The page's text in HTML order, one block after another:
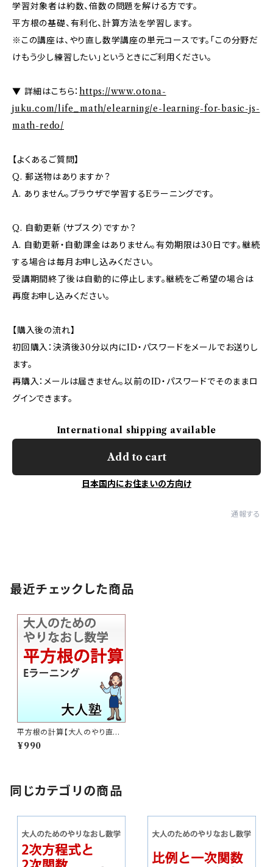
学習対象者は約数、倍数の問題を解ける方です。
平方根の基礎、有利化、計算方法を学習します。
※この講座は、やり直し数学講座の単元コースです。「この分野だ
けもう少し練習したい」というときにご利用ください。
▼ 詳細はこちら：https://www.otona-
juku.com/life_math/elearning/e-learning-for-basic-js-
math-redo/
【よくあるご質問】
Q. 郵送物はありますか？
A. ありません。ブラウザで学習するEラーニングです。
Q. 自動更新（サブスク）ですか？
A. 自動更新・自動課金はありません。有効期限は30日です。継続
する場合は毎月お申し込みください。
受講期間終了後は自動的に停止します。継続をご希望の場合は
再度お申し込みください。
【購入後の流れ】
初回購入：決済後30分以内にID・パスワードをメールでお送りし
ます。
再購入：メールは届きません。以前のID・パスワードでそのままロ
グインできます。
International shipping available
Add to cart
日本国内にお住まいの方向け
通報する
最近チェックした商品
平方根の計算【大人のやり直し
数学】
¥990
同じカテゴリの商品